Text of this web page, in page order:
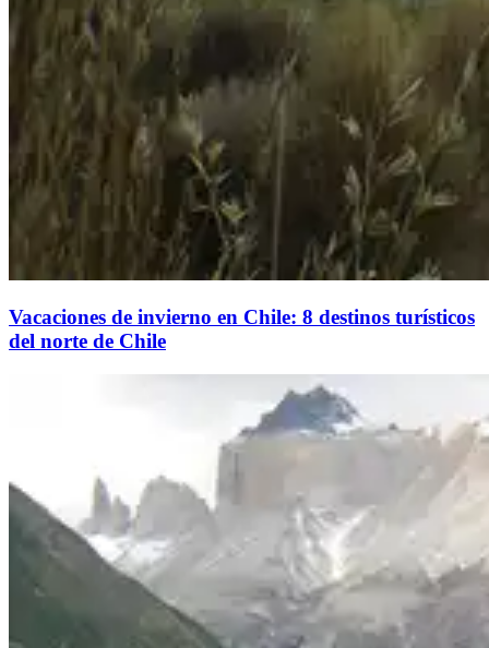
Vacaciones de invierno en Chile: 8 destinos turísticos
del norte de Chile